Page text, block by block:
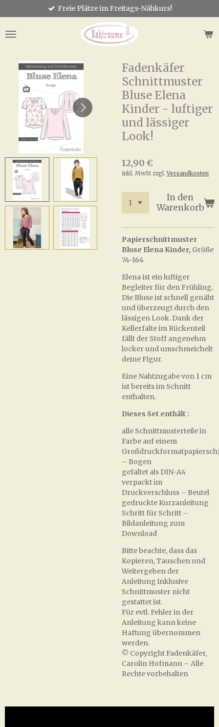
Hauptinhalt
springen
Freie Plätze im Freitags-Nähkurs!
Fadenkäfer
Schnittmuster
Bluse Elena
Kinder - luftiger
und lässiger
Look!
12,90 €
inkl. MwSt zzgl.Versandkosten
In den
Warenkorb
Papierschnittmuster
Bluse Elena Kinder, Größe
74-164
Elena ist ein luftiger
Begleiter für den Frühling.
Die Bluse ist schnell genäht
und überzeugt durch den
lässigen Look. Dank der
Kellerfalte im Rückenteil
fällt der Stoff angenehm
locker und umschmeichelt
deine Figur.
Eine Nahtzugabe von 1 cm
ist bereits im Schnitt
enthalten.
Dieses Set enthält :
alle Schnittmusterteile in
Farbe auf einem
– Bogen
gefaltet als DIN-A4
verpackt im
Druckverschluss – Beutel
gedruckte Kurzanleitung
Schritt für Schritt –
Bildanleitung zum
Download
Bitte beachte, dass das
Kopieren, Tauschen und
Weitergeben der
Anleitung inklusive
Schnittmuster nicht
gestattet ist.
Für evtl. Fehler in der
Anleitung kann keine
Haftung übernommen
werden.
© Copyright Fadenkäfer,
Carolin Hofmann – Alle
Rechte vorbehalten